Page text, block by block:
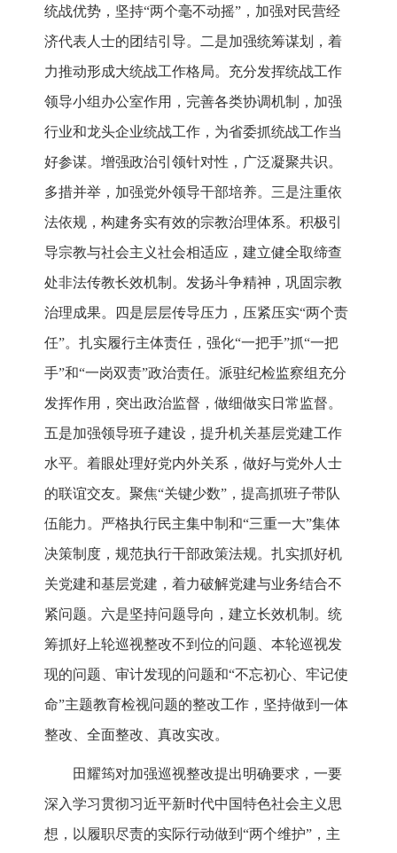
统战优势，坚持“两个毫不动摇”，加强对民营经
济代表人士的团结引导。二是加强统筹谋划，着
力推动形成大统战工作格局。充分发挥统战工作
领导小组办公室作用，完善各类协调机制，加强
行业和龙头企业统战工作，为省委抓统战工作当
好参谋。增强政治引领针对性，广泛凝聚共识。
多措并举，加强党外领导干部培养。三是注重依
法依规，构建务实有效的宗教治理体系。积极引
导宗教与社会主义社会相适应，建立健全取缔查
处非法传教长效机制。发扬斗争精神，巩固宗教
治理成果。四是层层传导压力，压紧压实“两个责
任”。扎实履行主体责任，强化“一把手”抓“一把
手”和“一岗双责”政治责任。派驻纪检监察组充分
发挥作用，突出政治监督，做细做实日常监督。
五是加强领导班子建设，提升机关基层党建工作
水平。着眼处理好党内外关系，做好与党外人士
的联谊交友。聚焦“关键少数”，提高抓班子带队
伍能力。严格执行民主集中制和“三重一大”集体
决策制度，规范执行干部政策法规。扎实抓好机
关党建和基层党建，着力破解党建与业务结合不
紧问题。六是坚持问题导向，建立长效机制。统
筹抓好上轮巡视整改不到位的问题、本轮巡视发
现的问题、审计发现的问题和“不忘初心、牢记使
命”主题教育检视问题的整改工作，坚持做到一体
整改、全面整改、真改实改。
田耀筠对加强巡视整改提出明确要求，一要
深入学习贯彻习近平新时代中国特色社会主义思
想，以履职尽责的实际行动做到“两个维护”，主